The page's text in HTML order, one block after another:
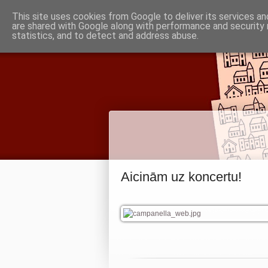
Piņķu draudze
Babītes un Jaunmārupes luterāņiem
Aicinām uz koncertu!
This site uses cookies from Google to deliver its services
are shared with Google along with performance and
statistics, and to detect and address abuse.